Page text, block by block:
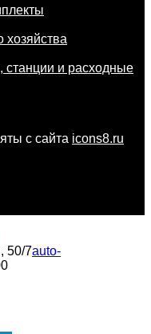
хозяйства
станции и расходные
с сайта icons8.ru
50/7auto-